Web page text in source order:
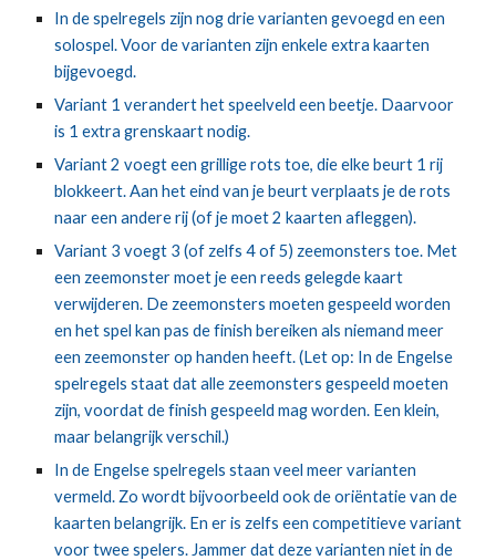
In de spelregels zijn nog drie varianten gevoegd en een
solospel. Voor de varianten zijn enkele extra kaarten
bijgevoegd.
Variant 1 verandert het speelveld een beetje. Daarvoor
is 1 extra grenskaart nodig.
Variant 2 voegt een grillige rots toe, die elke beurt 1 rij
blokkeert. Aan het eind van je beurt verplaats je de rots
naar een andere rij (of je moet 2 kaarten afleggen).
Variant 3 voegt 3 (of zelfs 4 of 5) zeemonsters toe. Met
een zeemonster moet je een reeds gelegde kaart
verwijderen. De zeemonsters moeten gespeeld worden
en het spel kan pas de finish bereiken als niemand meer
een zeemonster op handen heeft. (Let op: In de Engelse
spelregels staat dat alle zeemonsters gespeeld moeten
zijn, voordat de finish gespeeld mag worden. Een klein,
maar belangrijk verschil.)
In de Engelse spelregels staan veel meer varianten
vermeld. Zo wordt bijvoorbeeld ook de oriëntatie van de
kaarten belangrijk. En er is zelfs een competitieve variant
voor twee spelers. Jammer dat deze varianten niet in de